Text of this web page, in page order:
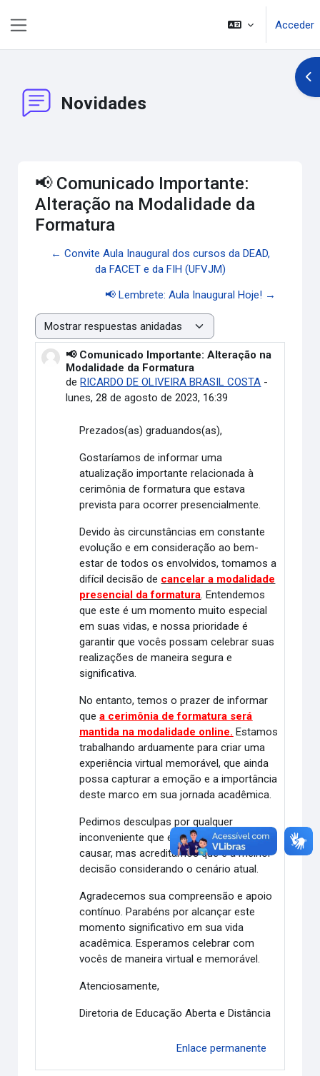
Acceder
Novidades
📢 Comunicado Importante:
Alteração na Modalidade da
Formatura
← Convite Aula Inaugural dos cursos da DEAD,
da FACET e da FIH (UFVJM)
📢 Lembrete: Aula Inaugural Hoje! →
Mostrar modo
📢 Comunicado Importante: Alteração na
Modalidade da Formatura
deRICARDO DE OLIVEIRA BRASIL COSTA -
lunes, 28 de agosto de 2023, 16:39
Número de respuestas: 0
Prezados(as) graduandos(as),
Gostaríamos de informar uma
atualização importante relacionada à
cerimônia de formatura que estava
prevista para ocorrer presencialmente.
Devido às circunstâncias em constante
evolução e em consideração ao bem-
estar de todos os envolvidos, tomamos a
difícil decisão de cancelar a modalidade
presencial da formatura . Entendemos
que este é um momento muito especial
em suas vidas, e nossa prioridade é
garantir que vocês possam celebrar suas
realizações de maneira segura e
significativa.
No entanto, temos o prazer de informar
quea cerimônia de formatura será
mantida na modalidade online. Estamos
trabalhando arduamente para criar uma
experiência virtual memorável, que ainda
possa capturar a emoção e a importância
deste marco em sua jornada acadêmica.
Pedimos desculpas por qualquer
inconveniente que essa mudança possa
causar, mas acreditamos que é a melhor
decisão considerando o cenário atual.
Agradecemos sua compreensão e apoio
contínuo. Parabéns por alcançar este
momento significativo em sua vida
acadêmica. Esperamos celebrar com
vocês de maneira virtual e memorável.
Atenciosamente,
Diretoria de Educação Aberta e Distância
Enlace permanente